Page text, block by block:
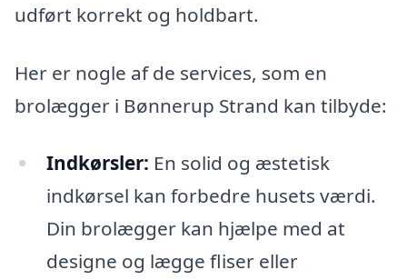
udført korrekt og holdbart.
Her er nogle af de services, som en
brolægger i Bønnerup Strand kan tilbyde:
Indkørsler: En solid og æstetisk
indkørsel kan forbedre husets værdi.
Din brolægger kan hjælpe med at
designe og lægge fliser eller